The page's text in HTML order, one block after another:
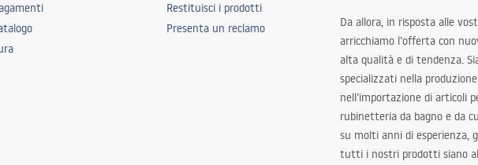
Restituisci i prodotti
Presenta un reclamo
Da allora, in risposta alle
arricchiamo l’offerta con
alta qualità e di tendenza.
specializzati nella
nell’importazione di articoli
rubinetteria da bagno e da
su molti anni di esperienza,
tutti i nostri prodotti siano